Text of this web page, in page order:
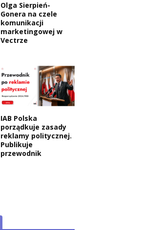
Olga Sierpień-
Gonera na czele
komunikacji
marketingowej w
Vectrze
IAB Polska
porządkuje zasady
reklamy politycznej.
Publikuje
przewodnik